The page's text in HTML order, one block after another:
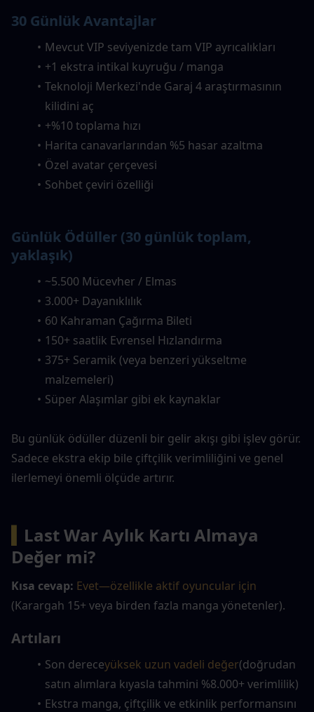
30 Günlük Avantajlar
Mevcut VIP seviyenizde tam VIP ayrıcalıkları
+1 ekstra intikal kuyruğu / manga
Teknoloji Merkezi'nde Garaj 4 araştırmasının
kilidini aç
+%10 toplama hızı
Harita canavarlarından %5 hasar azaltma
Özel avatar çerçevesi
Sohbet çeviri özelliği
Günlük Ödüller (30 günlük toplam,
yaklaşık)
~5.500 Mücevher / Elmas
3.000+ Dayanıklılık
60 Kahraman Çağırma Bileti
150+ saatlik Evrensel Hızlandırma
375+ Seramik (veya benzeri yükseltme
malzemeleri)
Süper Alaşımlar gibi ek kaynaklar
Bu günlük ödüller düzenli bir gelir akışı gibi işlev görür.
Sadece ekstra ekip bile çiftçilik verimliliğini ve genel
ilerlemeyi önemli ölçüde artırır.
Last War Aylık Kartı Almaya
Değer mi?
Kısa cevap: Evet—özellikle aktif oyuncular için
(Karargah 15+ veya birden fazla manga yönetenler).
Artıları
Son dereceyüksek uzun vadeli değer(doğrudan
satın alımlara kıyasla tahmini %8.000+ verimlilik)
Ekstra manga, çiftçilik ve etkinlik performansını